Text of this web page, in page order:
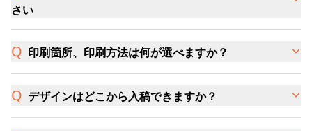
さい
印刷箇所、印刷方法は何が選べますか？
デザインはどこから入稿できますか？